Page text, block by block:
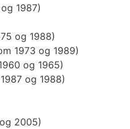
1987)
og 1988)
1973 og 1989)
og 1965)
og 1988)
2005)